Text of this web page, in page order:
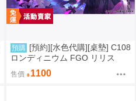
預購 [預約][水色代購][桌墊] C108
ロンディニウム FGO リリス
售價 1100